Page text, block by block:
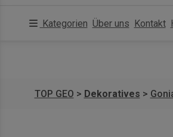
Kategorien Über uns Kontakt
TOP GEO > Dekoratives >